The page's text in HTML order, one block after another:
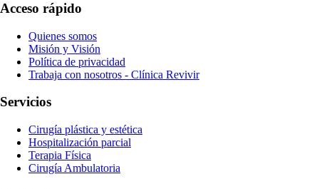
Acceso rápido
Quienes somos
Misión y Visión
Política de privacidad
Trabaja con nosotros - Clínica Revivir
Servicios
Cirugía plástica y estética
Hospitalización parcial
Terapia Física
Cirugía Ambulatoria